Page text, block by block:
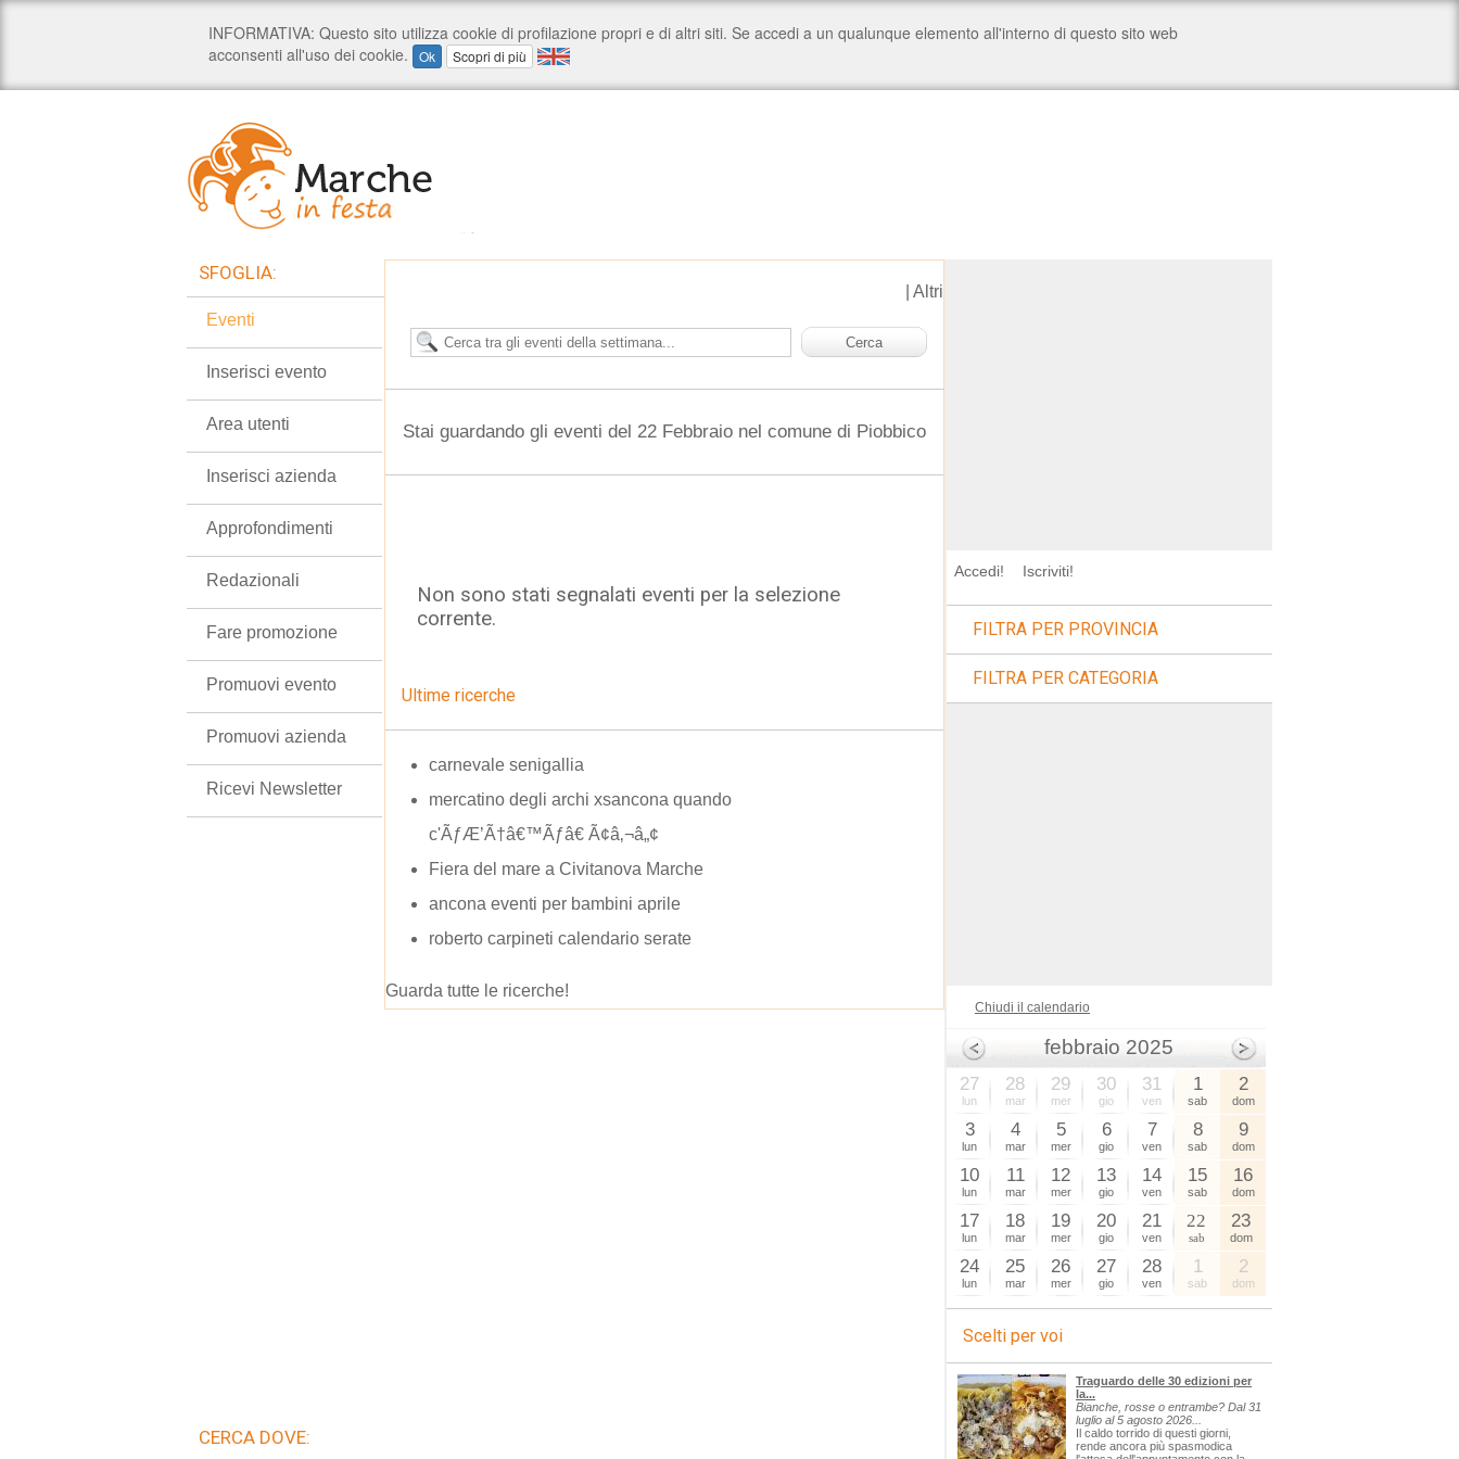
Altri
Stai guardando gli eventi del 22 Febbraio nel comune di Piobbico
Non sono stati segnalati eventi per la selezione
corrente.
Ultime ricerche
carnevale senigallia
mercatino degli archi xsancona quando
c'ÃƒÆ’Ã†â€™Ãƒâ€ Ã¢â‚¬â„¢
Fiera del mare a Civitanova Marche
ancona eventi per bambini aprile
roberto carpineti calendario serate
Guarda tutte le ricerche!
SFOGLIA:
Eventi
Inserisci evento
Area utenti
Inserisci azienda
Approfondimenti
Redazionali
Fare promozione
Promuovi evento
Promuovi azienda
Ricevi Newsletter
CERCA DOVE:
Accedi! Iscriviti!
FILTRA PER PROVINCIA
FILTRA PER CATEGORIA
Chiudi il calendario
febbraio 2025
27
lun
28
mar
29
mer
30
gio
31
ven
1
sab
2
dom
3
lun
4
mar
5
mer
6
gio
7
ven
8
sab
9
dom
10
lun
11
mar
12
mer
13
gio
14
ven
15
sab
16
dom
17
lun
18
mar
19
mer
20
gio
21
ven
22
sab
23
dom
24
lun
25
mar
26
mer
27
gio
28
ven
1
sab
2
dom
Scelti per voi
Traguardo delle 30 edizioni per
la...
Bianche, rosse o entrambe? Dal 31
luglio al 5 agosto 2026...
Il caldo torrido di questi giorni,
rende ancora più spasmodica